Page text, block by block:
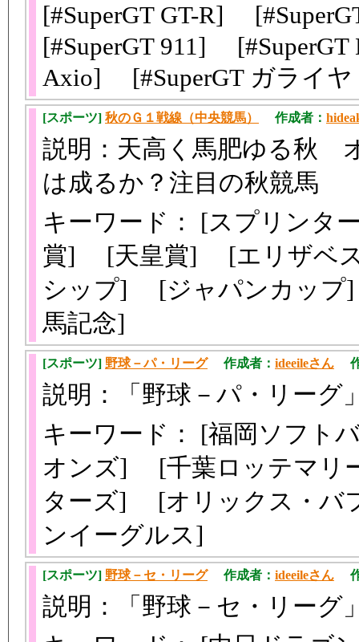
[#SuperGT GT-R]
[#SuperGT 911]
Axio] [#SuperGT ガライ
[スポーツ] 秋のＧ１戦線（中央競馬） 作成者：
説明：天高く馬肥ゆる秋
は成るか？注目の秋競馬
キーワード： [スプリン
賞] [天皇賞] [エリザベ
シップ] [ジャパンカッ
馬記念]
[スポーツ] 野球－パ・リーグ作成者： ideeileさん 作
説明：「野球－パ・リーグ
キーワード： [福岡ソフ
オンズ] [千葉ロッテマリ
ターズ] [オリックス・バ
ンイーグルス]
[スポーツ] 野球－セ・リーグ作成者： ideeileさん 作
説明：「野球－セ・リーグ